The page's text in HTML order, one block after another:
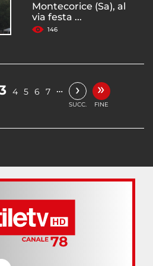
Montecorice (Sa), al
via festa ...
146
4 5 6 7 … ›
SUCC.
»
FINE